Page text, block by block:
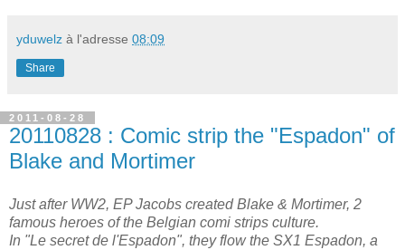
yduwelz à l'adresse 08:09
Share
2011-08-28
20110828 : Comic strip the "Espadon" of
Blake and Mortimer
Just after WW2, EP Jacobs created Blake & Mortimer, 2
famous heroes of the Belgian comi strips culture.
In "Le secret de l'Espadon", they flow the SX1 Espadon, a